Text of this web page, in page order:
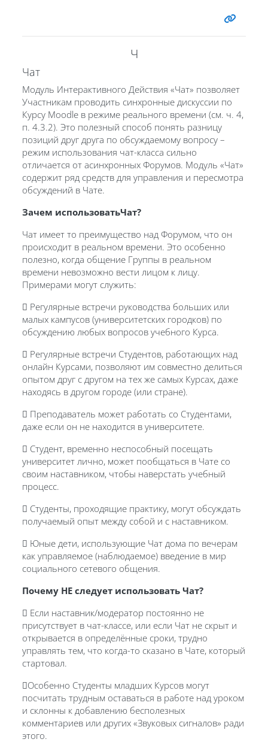
Ч
Чат
Модуль Интерактивного Действия «Чат» позволяет
Участникам проводить синхронные дискуссии по
Курсу Moodle в режиме реального времени (см. ч. 4,
п. 4.3.2). Это полезный способ понять разницу
позиций друг друга по обсуждаемому вопросу –
режим использования чат-класса сильно
отличается от асинхронных Форумов. Модуль «Чат»
содержит ряд средств для управления и пересмотра
обсуждений в Чате.
Зачем использоватьЧат?
Чат имеет то преимущество над Форумом, что он
происходит в реальном времени. Это особенно
полезно, когда общение Группы в реальном
времени невозможно вести лицом к лицу.
Примерами могут служить:
 Регулярные встречи руководства больших или
малых кампусов (университетских городков) по
обсуждению любых вопросов учебного Курса.
 Регулярные встречи Студентов, работающих над
онлайн Курсами, позволяют им совместно делиться
опытом друг с другом на тех же самых Курсах, даже
находясь в другом городе (или стране).
 Преподаватель может работать со Студентами,
даже если он не находится в университете.
 Студент, временно неспособный посещать
университет лично, может пообщаться в Чате со
своим наставником, чтобы наверстать учебный
процесс.
 Студенты, проходящие практику, могут обсуждать
получаемый опыт между собой и с наставником.
 Юные дети, использующие Чат дома по вечерам
как управляемое (наблюдаемое) введение в мир
социального сетевого общения.
Почему НЕ следует использовать Чат?
 Если наставник/модератор постоянно не
присутствует в чат-классе, или если Чат не скрыт и
открывается в определённые сроки, трудно
управлять тем, что когда-то сказано в Чате, который
стартовал.
Особенно Студенты младших Курсов могут
посчитать трудным оставаться в работе над уроком
и склонны к добавлению бесполезных
комментариев или других «Звуковых сигналов» ради
этого.